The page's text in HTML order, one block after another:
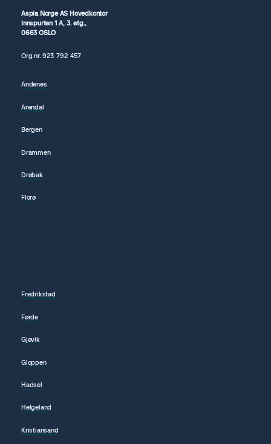
Aspia Norge AS Hovedkontor
Innspurten 1 A, 3. etg.,
0663 OSLO
Org.nr.923 792457
Andenes
Arendal
Bergen
Drammen
Drøbak
Florø
Fredrikstad
Førde
Gjøvik
Gloppen
Hadsel
Helgeland
Kristiansand